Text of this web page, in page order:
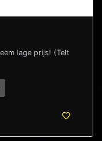
lage prijs! (Telt